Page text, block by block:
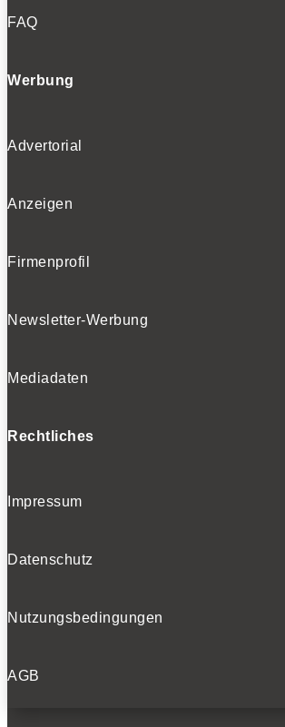
FAQ
Werbung
Advertorial
Anzeigen
Firmenprofil
Newsletter-Werbung
Mediadaten
Rechtliches
Impressum
Datenschutz
Nutzungsbedingungen
AGB